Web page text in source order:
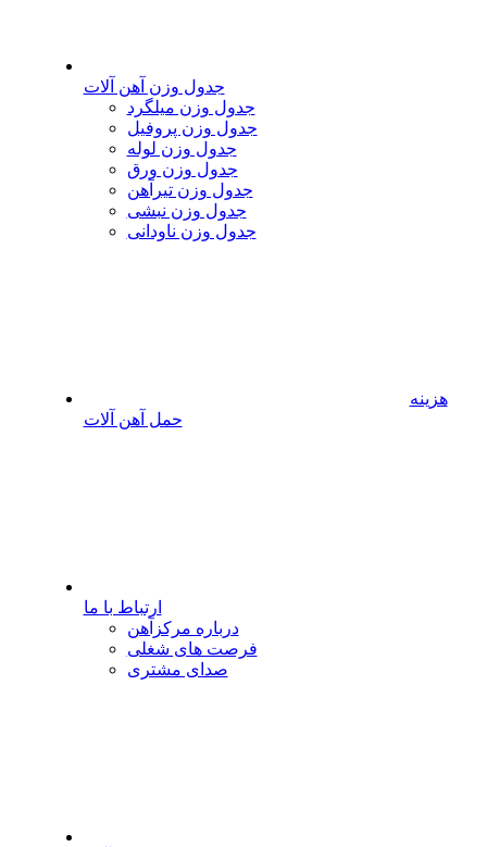
جدول وزن آهن آلات
جدول وزن میلگرد
جدول وزن پروفیل
جدول وزن لوله
جدول وزن ورق
جدول وزن تیرآهن
جدول وزن نبشی
جدول وزن ناودانی
هزینه
حمل آهن آلات
ارتباط با ما
درباره مرکزآهن
فرصت های شغلی
صدای مشتری